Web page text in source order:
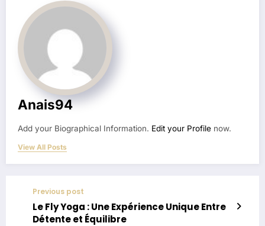
Anais94
Add your Biographical Information. Edit your Profile now.
View All Posts
Previous post
Le Fly Yoga : Une Expérience Unique Entre
Détente et Équilibre